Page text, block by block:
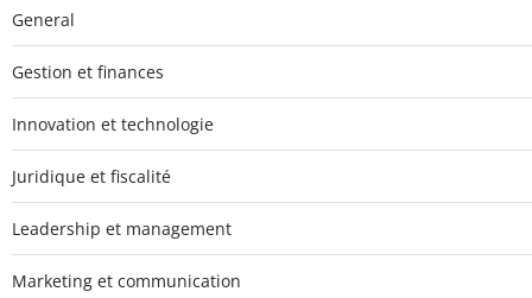
General
Gestion et finances
Innovation et technologie
Juridique et fiscalité
Leadership et management
Marketing et communication